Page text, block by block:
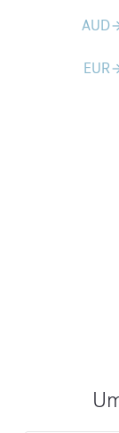
AUD
EUR